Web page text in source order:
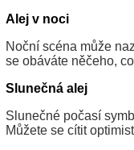
Alej v noci
Noční scéna může
se obáváte něčeho,
Slunečná alej
Slunečné počasí
Můžete se cítit